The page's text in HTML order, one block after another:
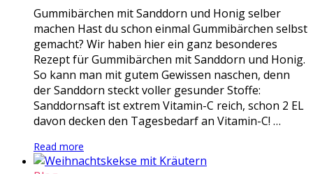
Gummibärchen mit Sanddorn und Honig selber
machen Hast du schon einmal Gummibärchen selbst
gemacht? Wir haben hier ein ganz besonderes
Rezept für Gummibärchen mit Sanddorn und Honig.
So kann man mit gutem Gewissen naschen, denn
der Sanddorn steckt voller gesunder Stoffe:
Sanddornsaft ist extrem Vitamin-C reich, schon 2 EL
davon decken den Tagesbedarf an Vitamin-C! …
Read more